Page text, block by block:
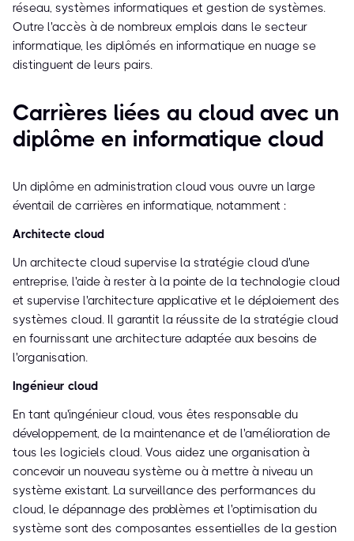
réseau, systèmes informatiques et gestion de systèmes.
Outre l'accès à de nombreux emplois dans le secteur
informatique, les diplômés en informatique en nuage se
distinguent de leurs pairs.
Carrières liées au cloud avec un
diplôme en informatique cloud
Un diplôme en administration cloud vous ouvre un large
éventail de carrières en informatique, notamment :
Architecte cloud
Un architecte cloud supervise la stratégie cloud d'une
entreprise, l'aide à rester à la pointe de la technologie cloud
et supervise l'architecture applicative et le déploiement des
systèmes cloud. Il garantit la réussite de la stratégie cloud
en fournissant une architecture adaptée aux besoins de
l'organisation.
Ingénieur cloud
En tant qu'ingénieur cloud, vous êtes responsable du
développement, de la maintenance et de l'amélioration de
tous les logiciels cloud. Vous aidez une organisation à
concevoir un nouveau système ou à mettre à niveau un
système existant. La surveillance des performances du
cloud, le dépannage des problèmes et l'optimisation du
système sont des composantes essentielles de la gestion